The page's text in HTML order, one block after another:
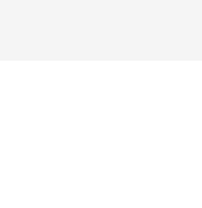
nebo kvalitní integrovaný